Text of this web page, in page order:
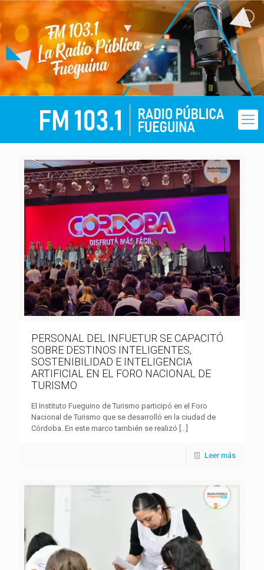
PERSONAL DEL INFUETUR SE CAPACITÓ
SOBRE DESTINOS INTELIGENTES,
SOSTENIBILIDAD E INTELIGENCIA
ARTIFICIAL EN EL FORO NACIONAL DE
TURISMO
El Instituto Fueguino de Turismo participó en el Foro
Nacional de Turismo que se desarrolló en la ciudad de
Córdoba. En este marco también se realizó […]
Leer más